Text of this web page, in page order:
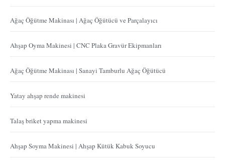
Ağaç Öğütme Makinası | Ağaç Öğütücü ve Parçalayıcı
Ahşap Oyma Makinesi | CNC Plaka Gravür Ekipmanları
Ağaç Öğütme Makinası | Sanayi Tamburlu Ağaç Öğütücü
Yatay ahşap rende makinesi
Talaş briket yapma makinesi
Ahşap Soyma Makinesi | Ahşap Kütük Kabuk Soyucu